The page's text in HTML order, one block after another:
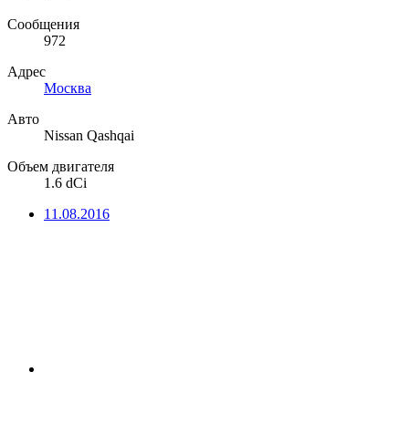
Сообщения
972
Адрес
Москва
Авто
Nissan Qashqai
Объем двигателя
1.6 dCi
11.08.2016